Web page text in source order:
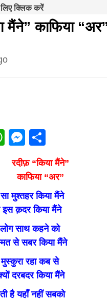
from
khabar
क्लिक करें
मैंने” काफिया
WhatsApp
Messenger
रदीफ़ “किया मैंने”
काफिया “अर”
मुश्तहर किया मैंने
इस क़दर किया मैंने
साथ कहने को
से सबर किया मैंने
मुस्कुरा रहा कब से
दरबदर किया मैंने
है यहॉं नहीं सबको